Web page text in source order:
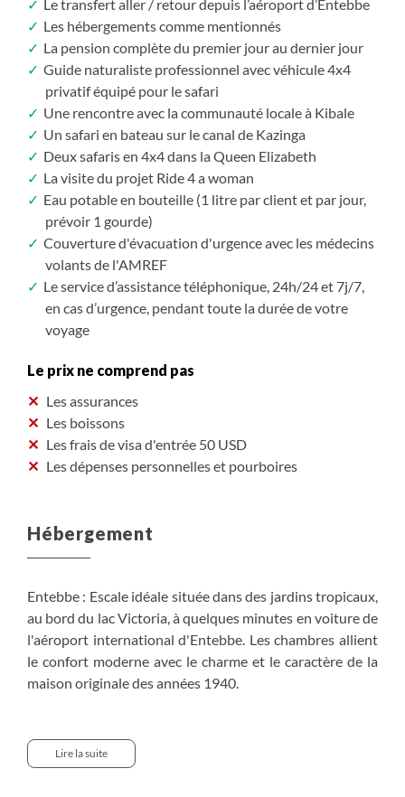
Le transfert aller / retour depuis l’aéroport d’Entebbe
Les hébergements comme mentionnés
La pension complète du premier jour au dernier jour
Guide naturaliste professionnel avec véhicule 4x4
privatif équipé pour le safari
Une rencontre avec la communauté locale à Kibale
Un safari en bateau sur le canal de Kazinga
Deux safaris en 4x4 dans la Queen Elizabeth
La visite du projet Ride 4 a woman
Eau potable en bouteille (1 litre par client et par jour,
prévoir 1 gourde)
Couverture d'évacuation d'urgence avec les médecins
volants de l'AMREF
Le service d’assistance téléphonique, 24h/24 et 7j/7,
en cas d’urgence, pendant toute la durée de votre
voyage
Le prix ne comprend pas
Les assurances
Les boissons
Les frais de visa d'entrée 50 USD
Les dépenses personnelles et pourboires
Hébergement
Entebbe : Escale idéale située dans des jardins tropicaux,
au bord du lac Victoria, à quelques minutes en voiture de
l'aéroport international d'Entebbe. Les chambres allient
le confort moderne avec le charme et le caractère de la
maison originale des années 1940.
forêt de Kibale, dans l'ouest de l'Ouganda.
Avec des vues magnifiques sur la forêt tropicale, les
Lire la suite